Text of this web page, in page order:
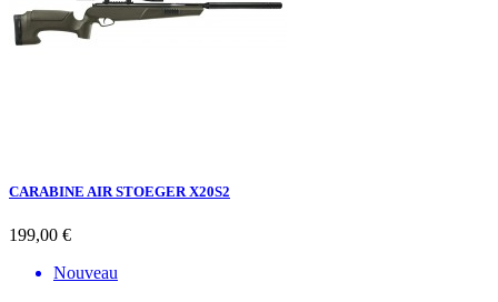
CARABINE AIR STOEGER X20S2
199,00 €
Nouveau